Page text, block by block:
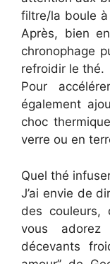
filtre/la boule
Après, bien
chronophage
refroidir le thé.
Pour
également
choc
verre ou en
Quel thé
J’ai envie de
des couleurs,
vous
décevants